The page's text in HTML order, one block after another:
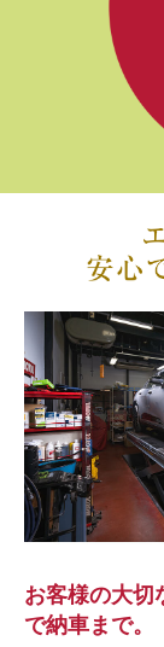
お客様の大切
で納車まで。